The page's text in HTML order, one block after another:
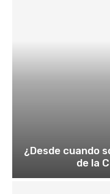
¿Desde cuando
de la